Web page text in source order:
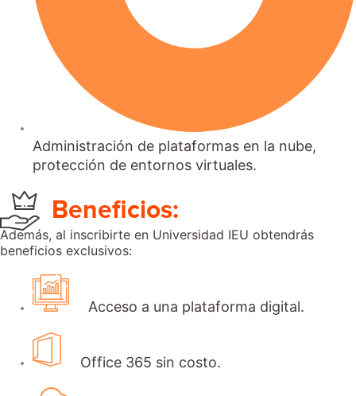
Administración de plataformas en la nube,
protección de entornos virtuales.
Beneficios:
Además, al inscribirte en Universidad IEU obtendrás
beneficios exclusivos:
Acceso a una plataforma digital.
Office 365 sin costo.